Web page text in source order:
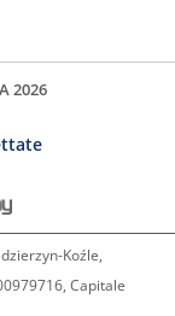
2026
Koźle,
Capitale